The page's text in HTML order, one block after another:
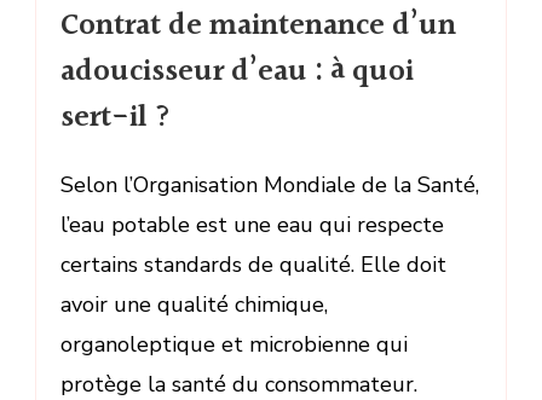
Contrat de maintenance d’un
adoucisseur d’eau : à quoi
sert-il ?
Selon l’Organisation Mondiale de la Santé,
l’eau potable est une eau qui respecte
certains standards de qualité. Elle doit
avoir une qualité chimique,
organoleptique et microbienne qui
protège la santé du consommateur.